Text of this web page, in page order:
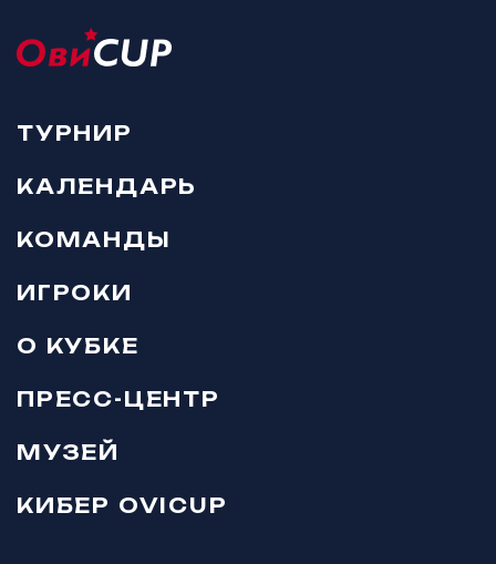
ТУРНИР
КАЛЕНДАРЬ
КОМАНДЫ
ИГРОКИ
О КУБКЕ
ПРЕСС-ЦЕНТР
МУЗЕЙ
КИБЕР OVICUP